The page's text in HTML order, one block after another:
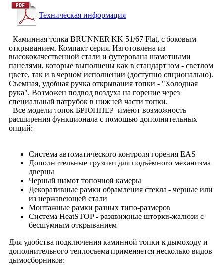
Техническая информация
Каминная топка BRUNNER KK 51/67 Flat, с боковым
открыванием. Компакт серия. Изготовлена из
высококачественной стали и футерована шамотными
панелями, которые выполнены как в стандартном - светлом
цвете, так и в черном исполнении (доступно опционально).
Съемная, удобная ручка открывания топки - "Холодная
рука". Возможен подвод воздуха на горение через
специальный патрубок в нижней части топки.
Все модели топок БРЮННЕР имеют возможность
расширения функционала с помощью дополнительных
опций:
Система автоматического контроля горения EAS
Дополнительные грузики для подъёмного механизма
дверцы
Черный шамот топочной камеры
Декоративные рамки обрамления стекла - черные или
из нержавеющей стали
Монтажные рамки разных типо-размеров
Система HeatSTOP - раздвижные шторки-жалюзи с
бесшумным открыванием
Для удобства подключения каминной топки к дымоходу и
дополнительного теплосъема применяется несколько видов
дымосборников: